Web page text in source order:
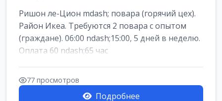
Ришон ле-Цион mdash; повара (горячий цех).
Район Икеа. Требуются 2 повара с опытом
(граждане). 06:00 ndash;15:00, 5 дней в неделю.
Оплата 60 ndash;65 час
77 просмотров
Подробнее